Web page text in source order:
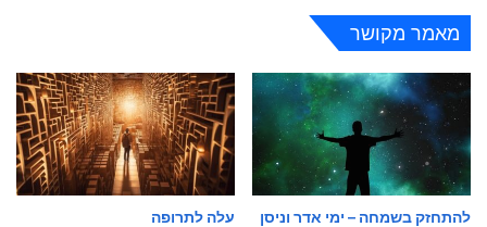
מאמר מקושר
להתחזק בשמחה – ימי אדר וניסן
עלה לתרופה